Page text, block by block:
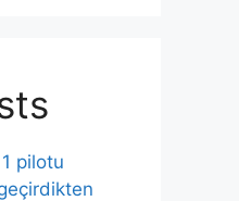
pilotu